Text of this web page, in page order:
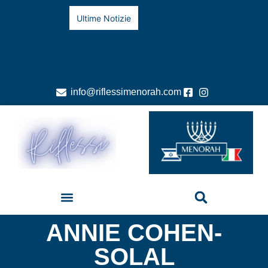
Ultime Notizie
info@riflessimenorah.com
ANNIE COHEN-
SOLAL